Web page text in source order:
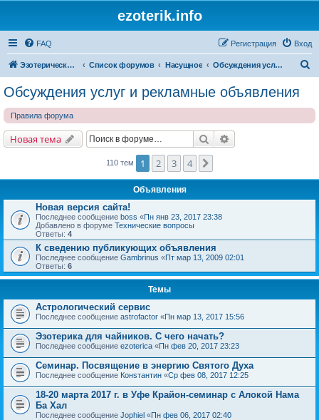
ezoterik.info
FAQ Вход
Регистрация
Эзотерический сайт Список форумов Насущное Обсуждения услуг и рекламные объявления
Обсуждения услуг и рекламные объявления
Правила форума
Новая тема Поиск
110 тем 1 2 3 4
Объявления
Новая версия сайта!
Последнее сообщение boss «Пн янв 23, 2017 23:38
Добавлено в форуме Технические вопросы
Ответы: 4
К сведению публикующих объявления
Последнее сообщение Gambrinus «Пт мар 13, 2009 02:01
Ответы: 6
Темы
Астрологический сервис
Последнее сообщение astrofactor «Пн мар 13, 2017 15:56
Эзотерика для чайников. С чего начать?
Последнее сообщение ezoterica «Пн фев 20, 2017 23:23
Семинар. Посвящение в энергию Святого Духа
Последнее сообщение Конsтантин «Ср фев 08, 2017 12:25
18-20 марта 2017 г. в Уфе Крайон-семинар с Алокой Нама
Ба Хал
Последнее сообщение Jophiel «Пн фев 06, 2017 02:40